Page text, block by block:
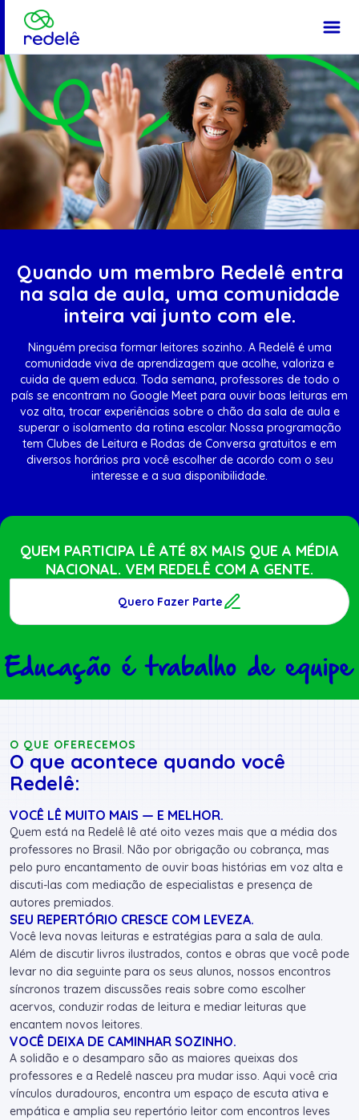
Página Inicial
Quando um membro Redelê entra
na sala de aula, uma comunidade
inteira vai junto com ele.
Ninguém precisa formar leitores sozinho. A Redelê é uma
comunidade viva de aprendizagem que acolhe, valoriza e
cuida de quem educa. Toda semana, professores de todo o
país se encontram no Google Meet para ouvir boas leituras em
voz alta, trocar experiências sobre o chão da sala de aula e
superar o isolamento da rotina escolar. Nossa programação
tem Clubes de Leitura e Rodas de Conversa gratuitos e em
diversos horários pra você escolher de acordo com o seu
interesse e a sua disponibilidade.
QUEM PARTICIPA LÊ ATÉ 8X MAIS QUE A MÉDIA
NACIONAL. VEM REDELÊ COM A GENTE.
Quero Fazer Parte
O QUE OFERECEMOS
O que acontece quando você
Redelê:
VOCÊ LÊ MUITO MAIS — E MELHOR.
Quem está na Redelê lê até oito vezes mais que a média dos
professores no Brasil. Não por obrigação ou cobrança, mas
pelo puro encantamento de ouvir boas histórias em voz alta e
discuti-las com mediação de especialistas e presença de
autores premiados.
SEU REPERTÓRIO CRESCE COM LEVEZA.
Você leva novas leituras e estratégias para a sala de aula.
Além de discutir livros ilustrados, contos e obras que você pode
levar no dia seguinte para os seus alunos, nossos encontros
síncronos trazem discussões reais sobre como escolher
acervos, conduzir rodas de leitura e mediar leituras que
encantem novos leitores.
VOCÊ DEIXA DE CAMINHAR SOZINHO.
A solidão e o desamparo são as maiores queixas dos
professores e a Redelê nasceu pra mudar isso. Aqui você cria
vínculos duradouros, encontra um espaço de escuta ativa e
empática e amplia seu repertório leitor com encontros leves